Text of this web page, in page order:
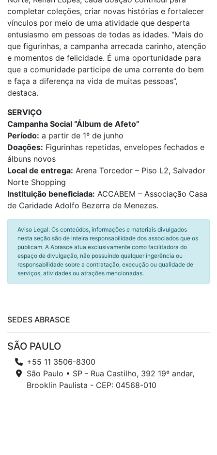
completar coleções, criar novas histórias e fortalecer
vínculos por meio de uma atividade que desperta
entusiasmo em pessoas de todas as idades. “Mais do
que figurinhas, a campanha arrecada carinho, atenção
e momentos de felicidade. É uma oportunidade para
que a comunidade participe de uma corrente do bem
e faça a diferença na vida de muitas pessoas”,
destaca.
SERVIÇO
Campanha Social “Álbum de Afeto”
Período: a partir de 1º de junho
Doações: Figurinhas repetidas, envelopes fechados e
álbuns novos
Local de entrega: Arena Torcedor – Piso L2, Salvador
Norte Shopping
Instituição beneficiada: ACCABEM – Associação Casa
de Caridade Adolfo Bezerra de Menezes.
Aviso Legal: Os conteúdos, informações e materiais divulgados
nesta seção são de inteira responsabilidade dos associados que os
publicam. A Abrasce atua exclusivamente como facilitadora do
espaço de divulgação, não possuindo qualquer ingerência ou
responsabilidade sobre a contratação, execução ou qualidade de
serviços, atividades ou atrações mencionadas.
SEDES ABRASCE
SÃO PAULO
+55 11 3506-8300
São Paulo • SP - Rua Castilho, 392 19º andar,
Brooklin Paulista - CEP: 04568-010